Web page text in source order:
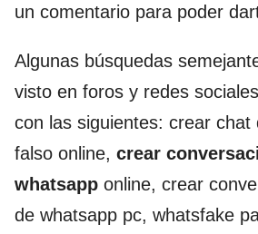
un comentario para poder
Algunas búsquedas
visto en foros y redes
con las siguientes: crear chat
falso online, crear
whatsapp online, crear
de whatsapp pc, whatsfake